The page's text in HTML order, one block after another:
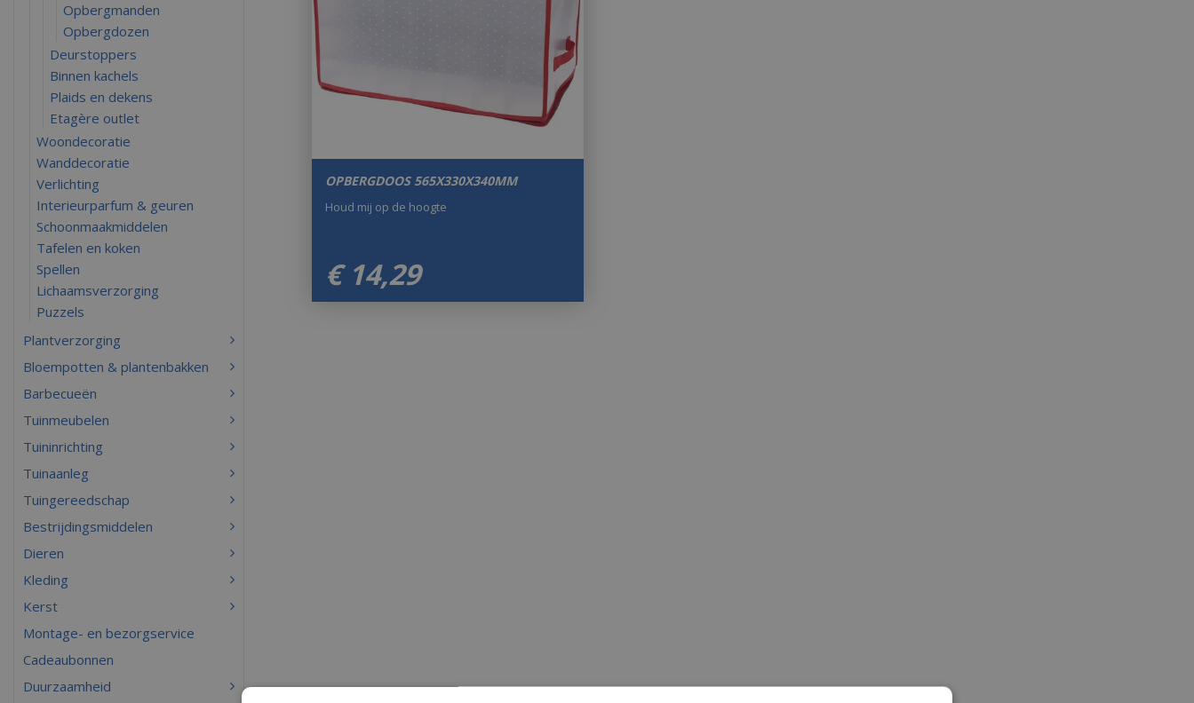
OPBERGDOOS 565X330X340MM
€ 14,29
Houd mij op de hoogte
Opbergmanden
Opbergdozen
Deurstoppers
Binnen kachels
Plaids en dekens
Etagère outlet
Woondecoratie
Wanddecoratie
Verlichting
Interieurparfum & geuren
Schoonmaakmiddelen
Tafelen en koken
Spellen
Lichaamsverzorging
Puzzels
Plantverzorging
Bloempotten & plantenbakken
Barbecueën
Tuinmeubelen
Tuininrichting
Tuinaanleg
Tuingereedschap
Bestrijdingsmiddelen
Dieren
Kleding
Kerst
Montage- en bezorgservice
Cadeaubonnen
Duurzaamheid